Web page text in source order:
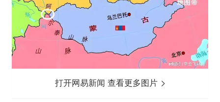
打开网易新闻 查看更多图片